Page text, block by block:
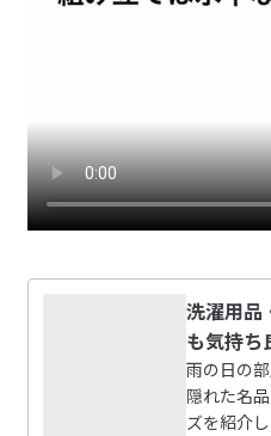
洗濯用品
も気持ち
雨の日の
隠れた名
ズを紹介し